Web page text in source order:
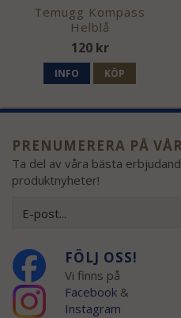
Temugg Kompass
Helblå
120 kr
INFO KÖP
PRENUMERERA PÅ
Ta del av våra bästa
produktnyheter!
FÖLJ OSS!
Vi finns på
Facebook&
Instagram